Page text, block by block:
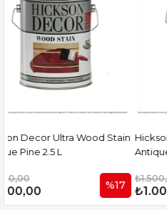
Hickson Decor Ultra Wood Stain
Antique Pine 1L
₺1.500,00
₺1.000,00 %33